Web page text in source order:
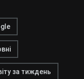
за тиждень